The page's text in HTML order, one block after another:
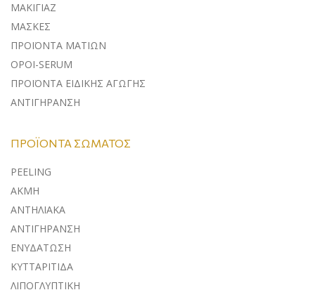
ΜΑΚΙΓΙΑΖ
ΜΑΣΚΕΣ
ΠΡΟΪΟΝΤΑ ΜΑΤΙΩΝ
ΟΡΟΙ-SERUM
ΠΡΟΪΟΝΤΑ ΕΙΔΙΚΗΣ ΑΓΩΓΗΣ
ΑΝΤΙΓΗΡΑΝΣΗ
ΠΡΟΪΌΝΤΑ ΣΏΜΑΤΟΣ
PEELING
ΑΚΜΗ
ΑΝΤΗΛΙΑΚΑ
ΑΝΤΙΓΗΡΑΝΣΗ
ΕΝΥΔΑΤΩΣΗ
ΚΥΤΤΑΡΙΤΙΔΑ
ΛΙΠΟΓΛΥΠΤΙΚΗ